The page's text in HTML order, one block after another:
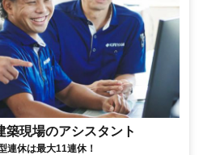
築現場のアシスタント
連休は最大11連休！